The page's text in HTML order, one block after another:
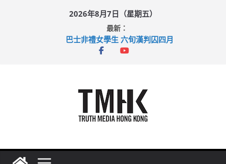
2026年8月7日（星期五）
最新：
巴士非禮女學生 六旬漢判囚四月
涉造假公屋富戶申報表 倉管員准保釋候訊